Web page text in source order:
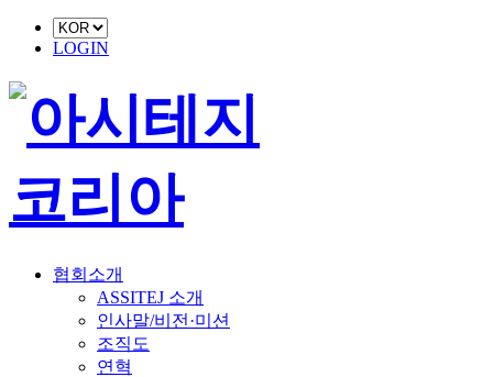
LOGIN
협회소개
ASSITEJ 소개
인사말/비전·미션
조직도
연혁